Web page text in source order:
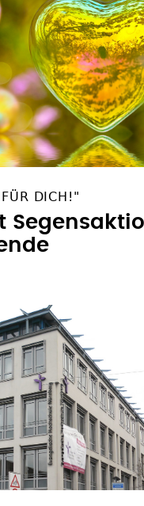
DICH!"